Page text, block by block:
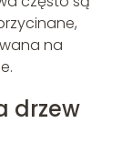
na
drzew